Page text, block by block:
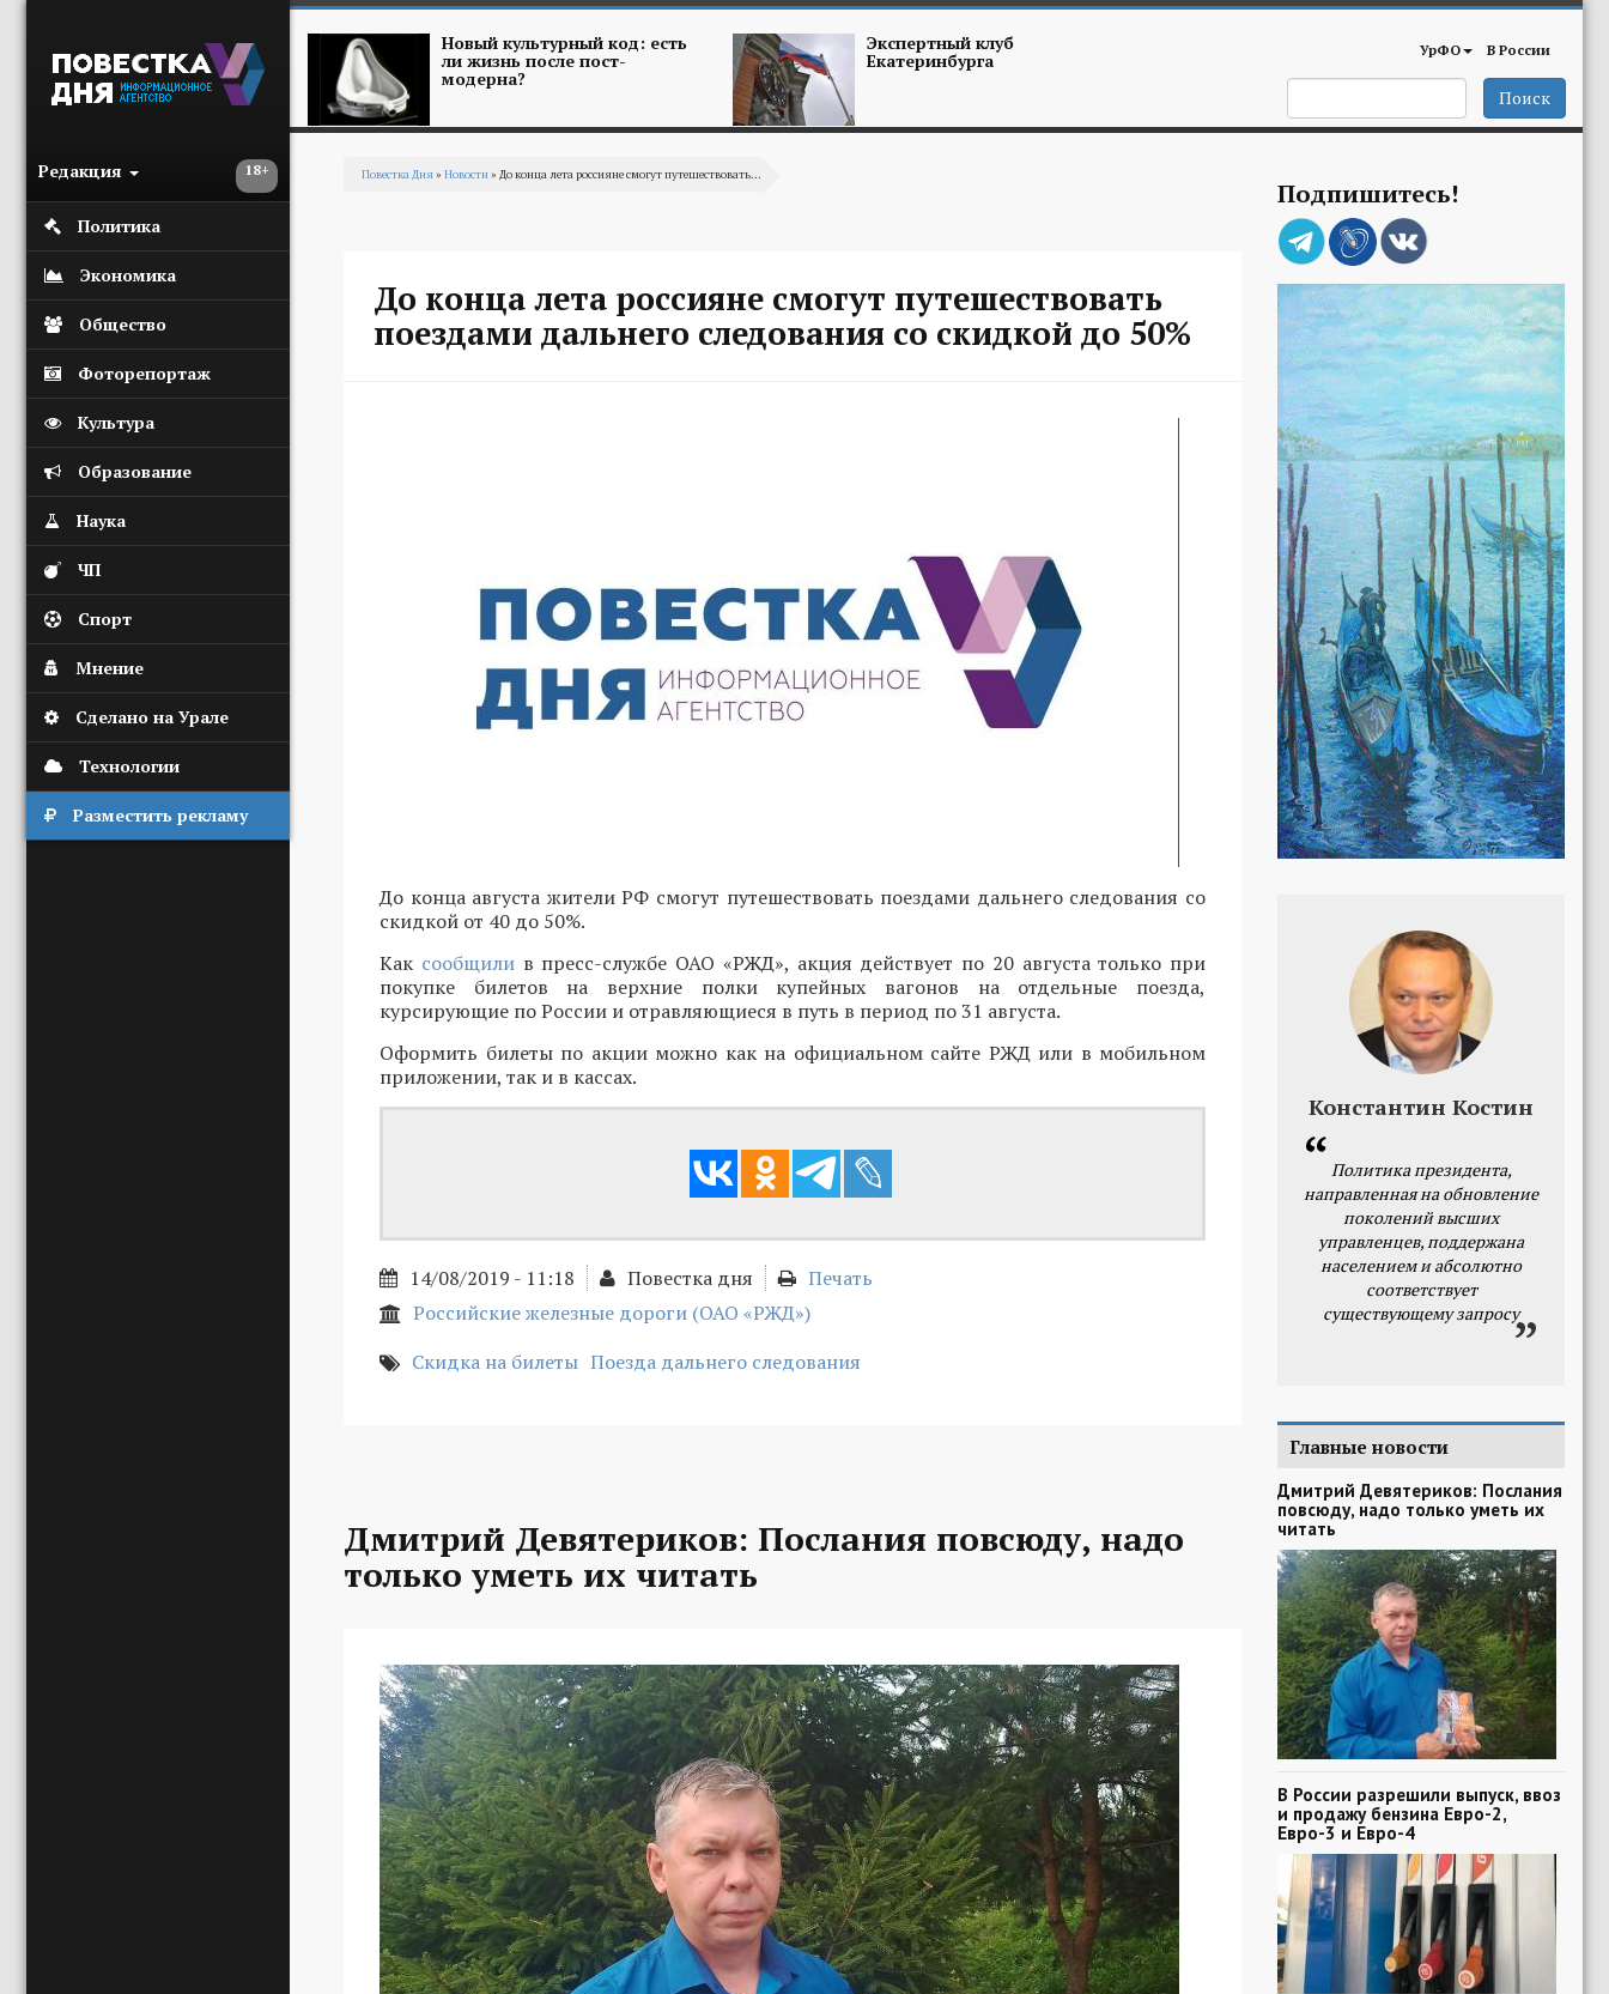
18+
Редакция
Политика
Экономика
Общество
Фоторепортаж
Культура
Образование
Наука
ЧП
Спорт
Мнение
Сделано на Урале
Технологии
Разместить рекламу
Новый культурный код: есть
ли жизнь после пост-
модерна?
Экспертный клуб
Екатеринбурга УрФО В России
Поиск
Повестка Дня» Новости» До конца лета россияне смогут путешествовать...
До конца лета россияне смогут путешествовать
поездами дальнего следования со скидкой до 50%
До конца августа жители РФ смогут путешествовать поездами дальнего следования со
скидкой от 40 до 50%.
Как сообщилив пресс-службе ОАО «РЖД», акция действует по 20 августа только при
покупке билетов на верхние полки купейных вагонов на отдельные поезда,
курсирующие по России и отравляющиеся в путь в период по 31 августа.
Оформить билеты по акции можно как на официальном сайте РЖД или в мобильном
приложении, так и в кассах.
14/08/2019 - 11:18 Повестка дня
Печать
Российские железные дороги (ОАО «РЖД»)
Скидка на билеты Поезда дальнего следования
Дмитрий Девятериков: Послания повсюду, надо
только уметь их читать
Подпишитесь!
Константин Костин
Политика президента,
направленная на обновление
поколений высших
управленцев, поддержана
населением и абсолютно
соответствует
существующему запросу
Главные новости
Дмитрий Девятериков: Послания
повсюду, надо только уметь их
читать
В России разрешили выпуск, ввоз
и продажу бензина Евро-2,
Евро-3 и Евро-4